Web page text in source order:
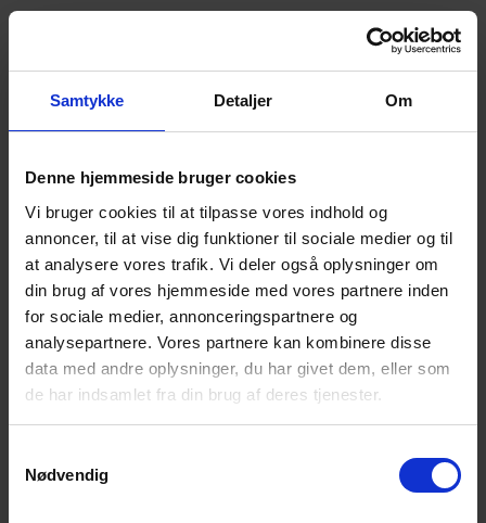
Samtykke Detaljer Om
Denne hjemmeside bruger cookies
Vi bruger cookies til at tilpasse vores indhold og
annoncer, til at vise dig funktioner til sociale medier og til
at analysere vores trafik. Vi deler også oplysninger om
din brug af vores hjemmeside med vores partnere inden
for sociale medier, annonceringspartnere og
analysepartnere. Vores partnere kan kombinere disse
data med andre oplysninger, du har givet dem, eller som
de har indsamlet fra din brug af deres tjenester.
Nødvendig
Uanset dit behov, finder vi en
løsning
på post@mirit.dk.
Vi svarer inden for 24 timer. Du kan også ringe til
os på +45 4494 4449
Navn
Firmanavn
E-mail
Telefonnr.